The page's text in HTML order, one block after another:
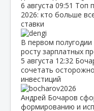
6 августа 09:51 Топ
2026: кто больше
ставки
В первом
росту зарплатных
5 августа 12:32
сочетать
инвестиций
Андрей Бочаров
формированию и